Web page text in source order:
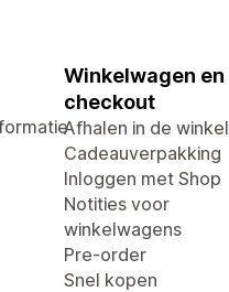
Winkelwagen en
checkout
Afhalen in de winkel
Cadeauverpakking
Inloggen met Shop
Notities voor
winkelwagens
Pre-order
Snel kopen